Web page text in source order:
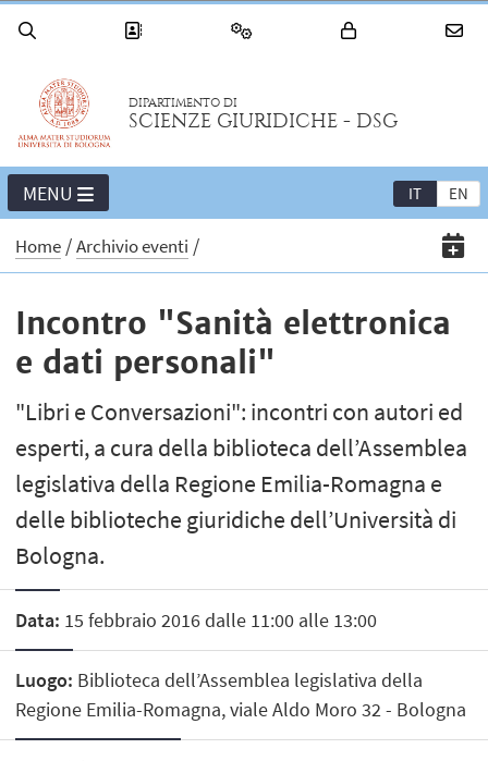
DIPARTIMENTO DI
SCIENZE GIURIDICHE - DSG
IT EN
MENU
Home Archivio eventi
Incontro "Sanità elettronica
e dati personali"
"Libri e Conversazioni": incontri con autori ed
esperti, a cura della biblioteca dell’Assemblea
legislativa della Regione Emilia-Romagna e
delle biblioteche giuridiche dell’Università di
Bologna.
Data: 15 febbraio 2016 dalle 11:00 alle 13:00
Luogo: Biblioteca dell’Assemblea legislativa della
Regione Emilia-Romagna, viale Aldo Moro 32 - Bologna